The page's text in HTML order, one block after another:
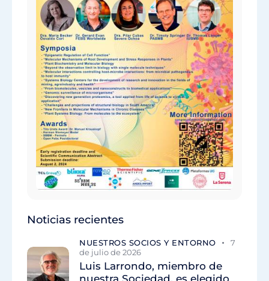
Noticias recientes
NUESTROS SOCIOS Y ENTORNO
7
de julio de 2026
Luis Larrondo, miembro de